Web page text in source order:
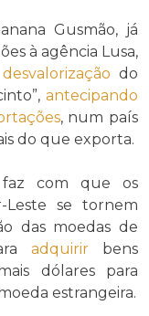
Gusmão, já
à agência Lusa,
desvalorização do
antecipando
, num país
do que exporta.
com que os
Leste se tornem
das moedas de
adquirir bens
dólares para
estrangeira.